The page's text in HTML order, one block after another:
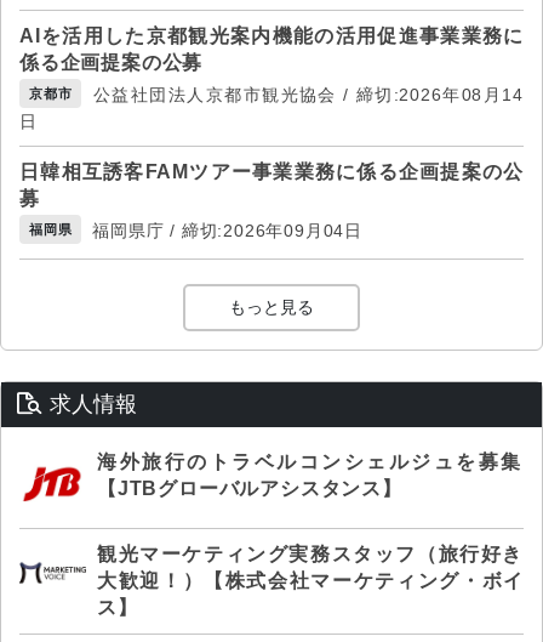
AIを活用した京都観光案内機能の活用促進事業業務に
係る企画提案の公募
京都市
公益社団法人京都市観光協会 / 締切:2026年08月14
日
日韓相互誘客FAMツアー事業業務に係る企画提案の公
募
福岡県 福岡県庁 / 締切:2026年09月04日
もっと見る
求人情報
海外旅行のトラベルコンシェルジュを募集
【JTBグローバルアシスタンス】
観光マーケティング実務スタッフ（旅行好き
大歓迎！）【株式会社マーケティング・ボイ
ス】